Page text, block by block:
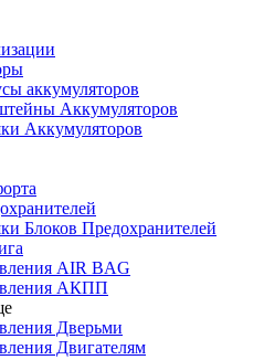
аккумуляторов
Аккумуляторов
Аккумуляторов
Блоков Предохранителей
AIR BAG
АКПП
Дверьми
Двигателям